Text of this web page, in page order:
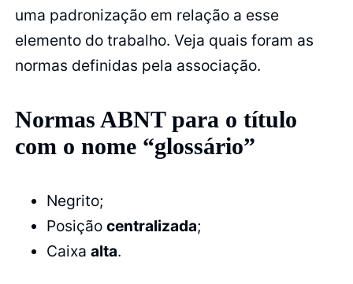
uma padronização em relação a esse
elemento do trabalho. Veja quais foram as
normas definidas pela associação.
Normas ABNT para o título
com o nome “glossário”
Negrito;
Posiçãocentralizada;
Caixaalta.